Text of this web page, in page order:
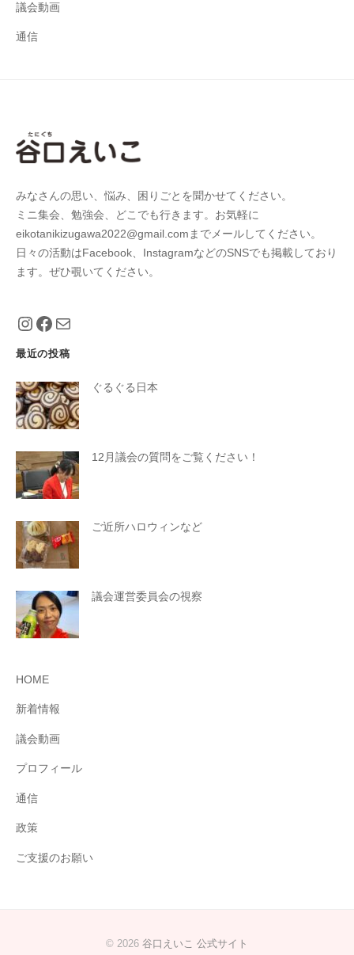
議会動画
通信
みなさんの思い、悩み、困りごとを聞かせてください。
ミニ集会、勉強会、どこでも行きます。お気軽に
eikotanikizugawa2022@gmail.comまでメールしてください。
日々の活動はFacebook、InstagramなどのSNSでも掲載しており
ます。ぜひ覗いてください。
https://www.instagram.com/
https://www.facebook.com/
メール
最近の投稿
ぐるぐる日本
12月議会の質問をご覧ください！
ご近所ハロウィンなど
議会運営委員会の視察
HOME
新着情報
議会動画
プロフィール
通信
政策
ご支援のお願い
© 2026 谷口えいこ 公式サイト